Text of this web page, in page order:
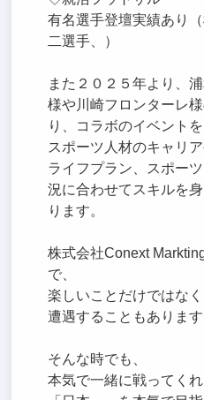
有名選手登壇実績あり
二選手、）
また２０２５年より、
様や川崎フロンターレ
り、コラボのイベントを
スポーツ人材のキャリ
ライフプラン、スポー
況に合わせてスキルを
ります。
株式会社Conext
で、
楽しいことだけではな
遭遇することもあります
そんな時でも、
本気で一緒に戦ってくれ